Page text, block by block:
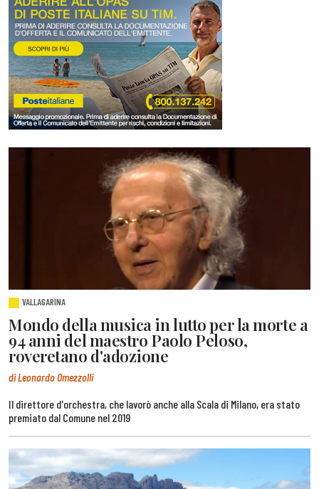
VALLAGARINA
Mondo della musica in lutto per la morte a
94 anni del maestro Paolo Peloso,
roveretano d'adozione
di Leonardo Omezzolli
Il direttore d'orchestra, che lavorò anche alla Scala di Milano, era stato
premiato dal Comune nel 2019